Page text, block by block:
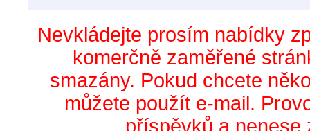
Nevkládejte prosím nabídky
komerčně zaměřené
smazány. Pokud chcete
můžete použít e-mail.
příspěvků a nenese